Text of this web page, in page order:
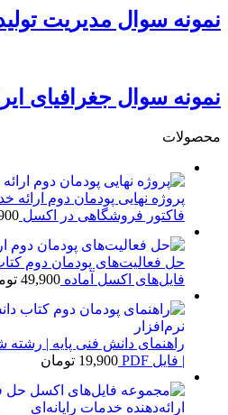
نمونه سوال مدیریت
نمونه سوال جغرافیای
محصولات
پروژه نهایی پودمان دوم ارائه
فاکتور فروشگاهی در اکسل
حل فعالیت‌های پودمان دوم
فایل‌های اکسل آماده 49,900
راهنمای دانش فنی پایه | رشته
| فایل PDF
19,900 تومان